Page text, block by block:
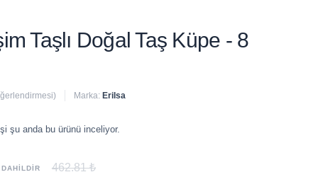
Taşlı Doğal Taş Küpe - 8
Marka: Erilsa
şu anda bu ürünü inceliyor.
462.81 ₺